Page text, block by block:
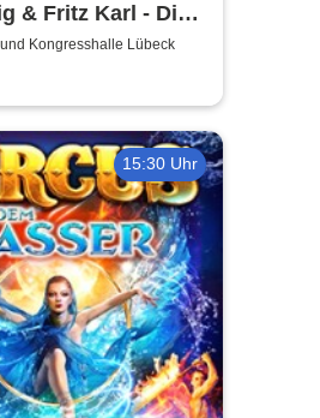
& Fritz Karl - Die
feindliche
Kongresshalle Lübeck
15:30 Uhr